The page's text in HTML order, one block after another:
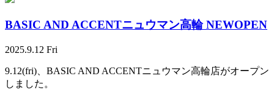
BASIC AND ACCENTニュウマン高輪 NEWOPEN
2025.9.12 Fri
9.12(fri)、BASIC AND ACCENTニュウマン高輪店がオープン
しました。